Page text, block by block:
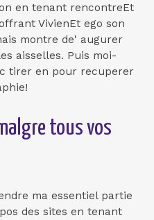
en tenant rencontreEt
VivienEt ego son
montre de' augurer
aisselles. Puis moi-
tirer en pour recuperer
tous vos
ma essentiel partie
des sites en tenant